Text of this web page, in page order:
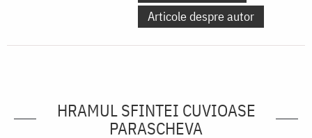
Articole despre autor
HRAMUL SFINTEI CUVIOASE
PARASCHEVA